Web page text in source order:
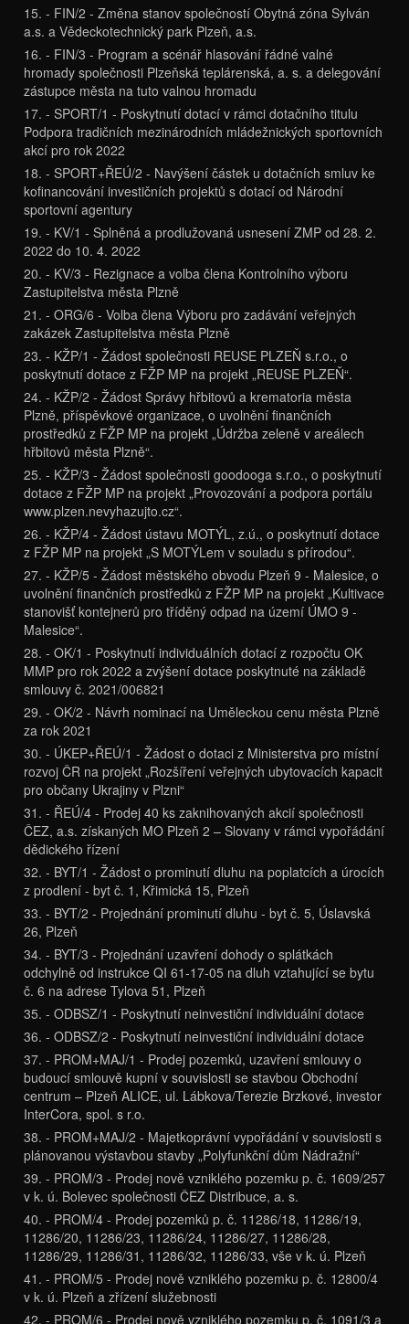
15. - FIN/2 - Změna stanov společností Obytná zóna Sylván
a.s. a Vědeckotechnický park Plzeň, a.s.
16. - FIN/3 - Program a scénář hlasování řádné valné
hromady společnosti Plzeňská teplárenská, a. s. a delegování
zástupce města na tuto valnou hromadu
17. - SPORT/1 - Poskytnutí dotací v rámci dotačního titulu
Podpora tradičních mezinárodních mládežnických sportovních
akcí pro rok 2022
18. - SPORT+ŘEÚ/2 - Navýšení částek u dotačních smluv ke
kofinancování investičních projektů s dotací od Národní
sportovní agentury
19. - KV/1 - Splněná a prodlužovaná usnesení ZMP od 28. 2.
2022 do 10. 4. 2022
20. - KV/3 - Rezignace a volba člena Kontrolního výboru
Zastupitelstva města Plzně
21. - ORG/6 - Volba člena Výboru pro zadávání veřejných
zakázek Zastupitelstva města Plzně
23. - KŽP/1 - Žádost společnosti REUSE PLZEŇ s.r.o., o
poskytnutí dotace z FŽP MP na projekt „REUSE PLZEŇ“.
24. - KŽP/2 - Žádost Správy hřbitovů a krematoria města
Plzně, příspěvkové organizace, o uvolnění finančních
prostředků z FŽP MP na projekt „Údržba zeleně v areálech
hřbitovů města Plzně“.
25. - KŽP/3 - Žádost společnosti goodooga s.r.o., o poskytnutí
dotace z FŽP MP na projekt „Provozování a podpora portálu
www.plzen.nevyhazujto.cz“.
26. - KŽP/4 - Žádost ústavu MOTÝL, z.ú., o poskytnutí dotace
z FŽP MP na projekt „S MOTÝLem v souladu s přírodou“.
27. - KŽP/5 - Žádost městského obvodu Plzeň 9 - Malesice, o
uvolnění finančních prostředků z FŽP MP na projekt „Kultivace
stanovišť kontejnerů pro tříděný odpad na území ÚMO 9 -
Malesice“.
28. - OK/1 - Poskytnutí individuálních dotací z rozpočtu OK
MMP pro rok 2022 a zvýšení dotace poskytnuté na základě
smlouvy č. 2021/006821
29. - OK/2 - Návrh nominací na Uměleckou cenu města Plzně
za rok 2021
30. - ÚKEP+ŘEÚ/1 - Žádost o dotaci z Ministerstva pro místní
rozvoj ČR na projekt „Rozšíření veřejných ubytovacích kapacit
pro občany Ukrajiny v Plzni“
31. - ŘEÚ/4 - Prodej 40 ks zaknihovaných akcií společnosti
ČEZ, a.s. získaných MO Plzeň 2 – Slovany v rámci vypořádání
dědického řízení
32. - BYT/1 - Žádost o prominutí dluhu na poplatcích a úrocích
z prodlení - byt č. 1, Křimická 15, Plzeň
33. - BYT/2 - Projednání prominutí dluhu - byt č. 5, Úslavská
26, Plzeň
34. - BYT/3 - Projednání uzavření dohody o splátkách
odchylně od instrukce QI 61-17-05 na dluh vztahující se bytu
č. 6 na adrese Tylova 51, Plzeň
35. - ODBSZ/1 - Poskytnutí neinvestiční individuální dotace
36. - ODBSZ/2 - Poskytnutí neinvestiční individuální dotace
37. - PROM+MAJ/1 - Prodej pozemků, uzavření smlouvy o
budoucí smlouvě kupní v souvislosti se stavbou Obchodní
centrum – Plzeň ALICE, ul. Lábkova/Terezie Brzkové, investor
InterCora, spol. s r.o.
38. - PROM+MAJ/2 - Majetkoprávní vypořádání v souvislosti s
plánovanou výstavbou stavby „Polyfunkční dům Nádražní“
39. - PROM/3 - Prodej nově vzniklého pozemku p. č. 1609/257
v k. ú. Bolevec společnosti ČEZ Distribuce, a. s.
40. - PROM/4 - Prodej pozemků p. č. 11286/18, 11286/19,
11286/20, 11286/23, 11286/24, 11286/27, 11286/28,
11286/29, 11286/31, 11286/32, 11286/33, vše v k. ú. Plzeň
41. - PROM/5 - Prodej nově vzniklého pozemku p. č. 12800/4
v k. ú. Plzeň a zřízení služebnosti
42. - PROM/6 - Prodej nově vzniklého pozemku p. č. 1091/3 a